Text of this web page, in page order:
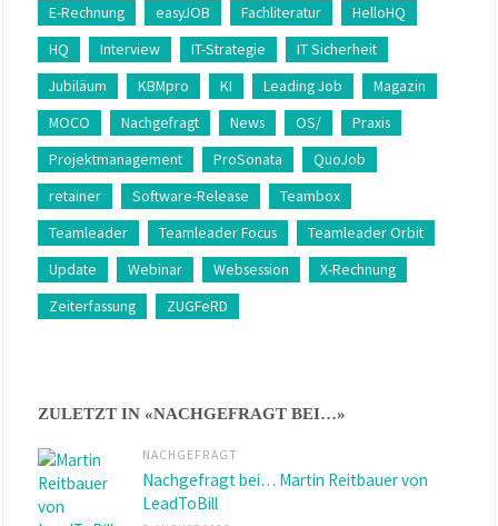
E-Rechnung
easyJOB Fachliteratur
HelloHQ
HQ
Interview IT-Strategie
IT Sicherheit
Jubiläum
KBMpro KI Leading Job
Magazin
MOCO
Nachgefragt News OS/
Praxis
Projektmanagement
ProSonata
QuoJob
retainer
Software-Release
Teambox
Teamleader
Teamleader Focus
Teamleader Orbit
Update
Webinar Websession
X-Rechnung
Zeiterfassung
ZUGFeRD
ZULETZT IN «NACHGEFRAGT BEI…»
NACHGEFRAGT
Nachgefragt bei… Martin Reitbauer von
LeadToBill